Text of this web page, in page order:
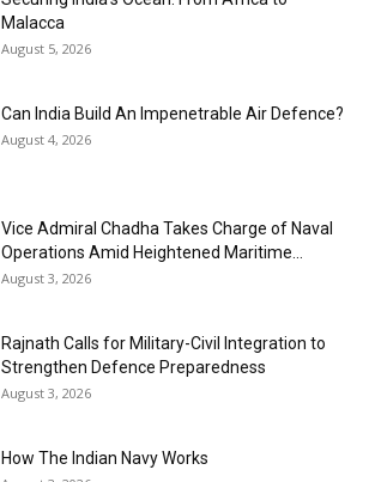
Malacca
August 5, 2026
Can India Build An Impenetrable Air Defence?
August 4, 2026
Vice Admiral Chadha Takes Charge of Naval
Operations Amid Heightened Maritime...
August 3, 2026
Rajnath Calls for Military-Civil Integration to
Strengthen Defence Preparedness
August 3, 2026
How The Indian Navy Works